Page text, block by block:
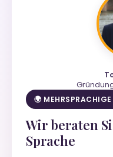
🌍
Wir beraten
Sprache